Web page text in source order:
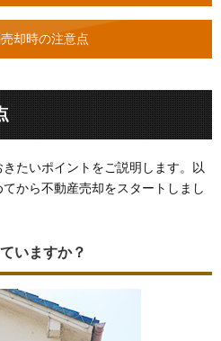
却時の注意点
たいポイントをご説明します。以
から不動産売却をスタートしまし
いますか？